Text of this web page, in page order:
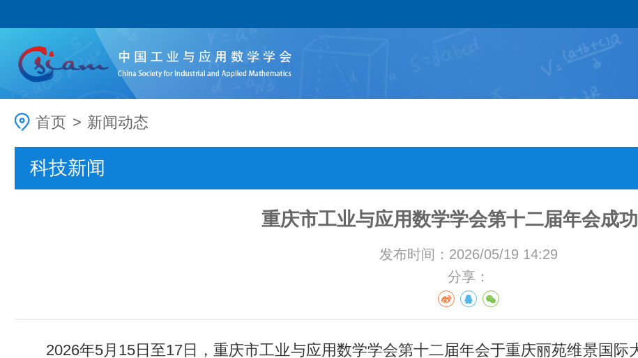
首页 > 新闻动态
科技新闻
重庆市工业与应用数学学会第十二届年会成
发布时间：2026/05/19 14:29
分享：
2026年5月15日至17日，重庆市工业与应用数学学会第十二届年会于重庆丽苑维景国